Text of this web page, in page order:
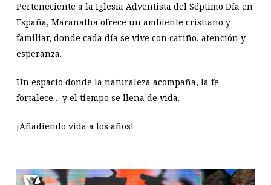
Perteneciente a la Iglesia Adventista del Séptimo Día en
España, Maranatha ofrece un ambiente cristiano y
familiar, donde cada día se vive con cariño, atención y
esperanza.
Un espacio donde la naturaleza acompaña, la fe
fortalece… y el tiempo se llena de vida.
¡Añadiendo vida a los años!